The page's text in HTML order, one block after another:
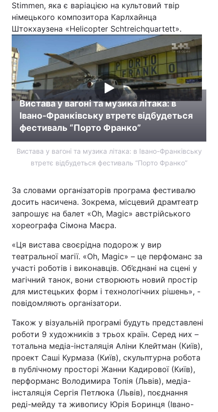
Лонгріди
Статті
Інтерв'ю Думки
Архів Вакансії
Контакти
Послуги
Тема оформлення
Stimmen, яка є варіацією на культовий твір
німецького композитора Карлхайнца
Штокхаузена «Helicopter Schtreichquartett».
Вистава у вагоні та музика літака: в
Івано-Франківську втретє відбудеться
фестиваль “Порто Франко”
Вистава у вагоні та музика літака: в Івано-Франківську
втретє відбудеться фестиваль “Порто Франко”
За словами організаторів програма фестивалю
досить насичена. Зокрема, місцевий драмтеатр
запрошує на балет «Oh, Magic» австрійського
хореографа Сімона Маєра.
«Ця вистава своєрідна подорож у вир
театральної магії. «Oh, Magic» – це перфоманс за
участі роботів і виконавців. Об’єднані на сцені у
магічний танок, вони створюють новий простір
для мистецьких форм і технологічних рішень», -
повідомляють організатори.
Також у візуальній програмі будуть представлені
роботи 9 художників з трьох країн. Серед них –
тотальна медіа-інсталяція Аліни Клейтман (Київ),
проект Саші Курмаза (Київ), скульптурна робота
в публічному просторі Жанни Кадирової (Київ),
перформанс Володимира Топія (Львів), медіа-
інсталяція Сергія Петлюка (Львів), поєднання
реді-мейду та живопису Юрія Боринця (Івано-